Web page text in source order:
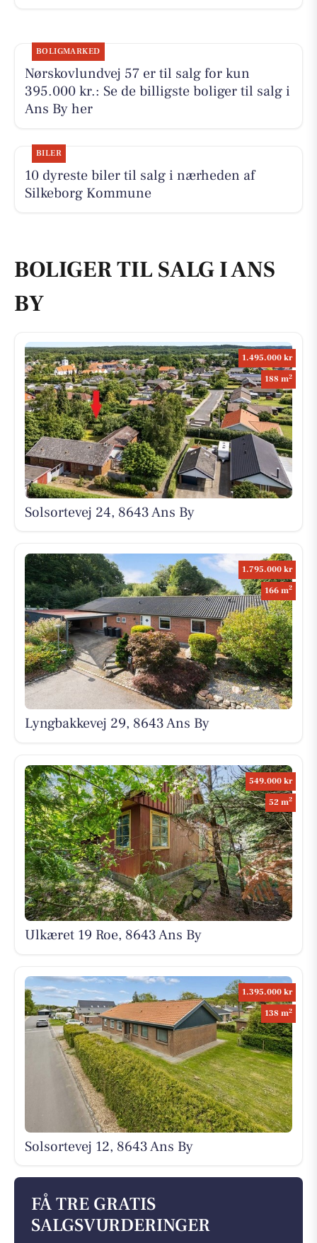
BOLIGMARKED
Nørskovlundvej 57 er til salg for kun
395.000 kr.: Se de billigste boliger til salg i
Ans By her
BILER
10 dyreste biler til salg i nærheden af
Silkeborg Kommune
BOLIGER TIL SALG I ANS
BY
1.495.000 kr
188 m2
Solsortevej 24, 8643 Ans By
1.795.000 kr
166 m2
Lyngbakkevej 29, 8643 Ans By
549.000 kr
52 m2
Ulkæret 19 Roe, 8643 Ans By
1.395.000 kr
138 m2
Solsortevej 12, 8643 Ans By
FÅ TRE GRATIS
SALGSVURDERINGER